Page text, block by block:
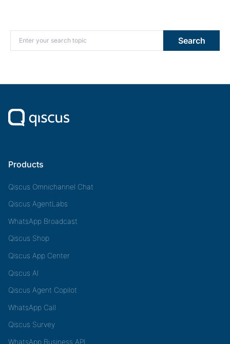
Search for: Search
Products
Qiscus Omnichannel Chat
Qiscus AgentLabs
WhatsApp Broadcast
Qiscus Shop
Qiscus App Center
Qiscus AI
Qiscus Agent Copilot
WhatsApp Call
Qiscus Survey
WhatsApp Business API